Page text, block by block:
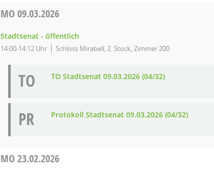
MO 09.03.2026
Stadtsenat - öffentlich
14:00-14:12 Uhr Schloss Mirabell, 2. Stock, Zimmer 200
TO TO Stadtsenat 09.03.2026 (04/32)
PR Protokoll Stadtsenat 09.03.2026 (04/32)
MO 23.02.2026